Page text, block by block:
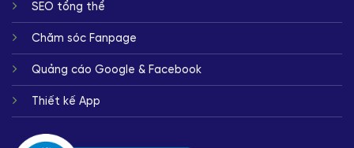
SEO tổng thể
Chăm sóc Fanpage
Quảng cáo Google & Facebook
Thiết kế App